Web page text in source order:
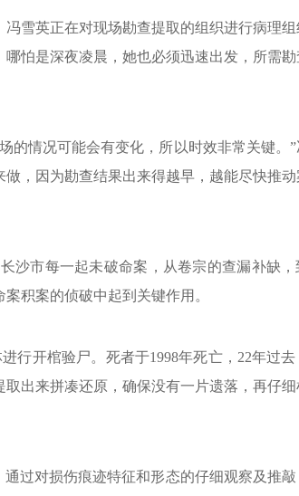
雪英正在对现场勘查提取的组织进行病理组
怕是深夜凌晨，她也必须迅速出发，所需
的情况可能会有变化，所以时效非常关键。
，因为勘查结果出来得越早，越能尽快推动
沙市每一起未破命案，从卷宗的查漏补缺，
积案的侦破中起到关键作用。
行开棺验尸。死者于1998年死亡，22年过
出来拼凑还原，确保没有一片遗落，再仔
过对损伤痕迹特征和形态的仔细观察及推敲